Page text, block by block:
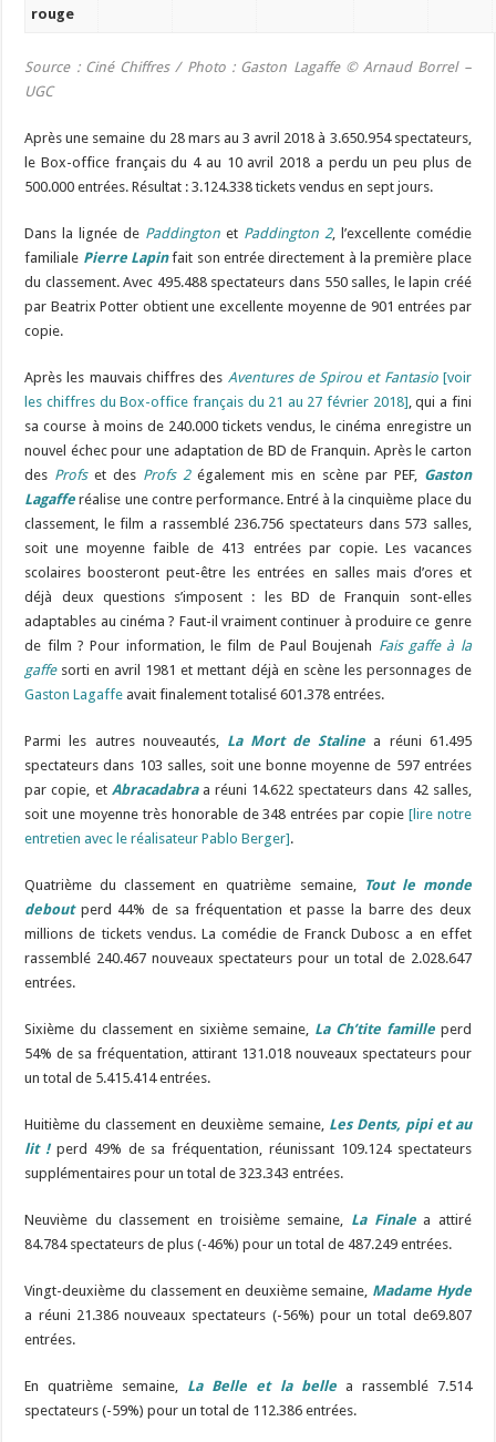
rouge
Source : Ciné Chiffres / Photo : Gaston Lagaffe© Arnaud Borrel –
UGC
Après une semaine du 28 mars au 3 avril 2018 à 3.650.954 spectateurs,
le Box-office français du 4 au 10 avril 2018 a perdu un peu plus de
500.000 entrées. Résultat : 3.124.338 tickets vendus en sept jours.
Dans la lignée de Paddington et Paddington 2, l’excellente comédie
familiale Pierre Lapin fait son entrée directement à la première place
du classement. Avec 495.488 spectateurs dans 550 salles, le lapin créé
par Beatrix Potter obtient une excellente moyenne de 901 entrées par
copie.
Après les mauvais chiffres des Aventures de Spirou et Fantasio [voir
les chiffres du Box-office français du 21 au 27 février 2018] , qui a fini
sa course à moins de 240.000 tickets vendus, le cinéma enregistre un
nouvel échec pour une adaptation de BD de Franquin. Après le carton
des Profset des Profs 2également mis en scène par PEF, Gaston
Lagaffe réalise une contre performance. Entré à la cinquième place du
classement, le film a rassemblé 236.756 spectateurs dans 573 salles,
soit une moyenne faible de 413 entrées par copie. Les vacances
scolaires boosteront peut-être les entrées en salles mais d’ores et
déjà deux questions s’imposent : les BD de Franquin sont-elles
adaptables au cinéma ? Faut-il vraiment continuer à produire ce genre
de film ? Pour information, le film de Paul Boujenah Fais gaffe à la
gaffesorti en avril 1981 et mettant déjà en scène les personnages de
Gaston Lagaffe avait finalement totalisé 601.378 entrées.
Parmi les autres nouveautés, La Mort de Staline a réuni 61.495
spectateurs dans 103 salles, soit une bonne moyenne de 597 entrées
par copie, et Abracadabraa réuni 14.622 spectateurs dans 42 salles,
soit une moyenne très honorable de 348 entrées par copie [lire notre
entretien avec le réalisateur Pablo Berger].
Quatrième du classement en quatrième semaine,
Tout le monde
deboutperd 44% de sa fréquentation et passe la barre des deux
millions de tickets vendus. La comédie de Franck Dubosc a en effet
rassemblé 240.467 nouveaux spectateurs pour un total de 2.028.647
entrées.
Sixième du classement en sixième semaine, La Ch’tite familleperd
54% de sa fréquentation, attirant 131.018 nouveaux spectateurs pour
un total de 5.415.414 entrées.
Huitième du classement en deuxième semaine, Les Dents, pipi et au
lit !perd 49% de sa fréquentation, réunissant 109.124 spectateurs
supplémentaires pour un total de 323.343 entrées.
Neuvième du classement en troisième semaine, La Finale a attiré
84.784 spectateurs de plus (-46%) pour un total de 487.249 entrées.
Vingt-deuxième du classement en deuxième semaine, Madame Hyde
a réuni 21.386 nouveaux spectateurs (-56%) pour un total de69.807
entrées.
En quatrième semaine, La Belle et la bellea rassemblé 7.514
spectateurs (-59%) pour un total de 112.386 entrées.